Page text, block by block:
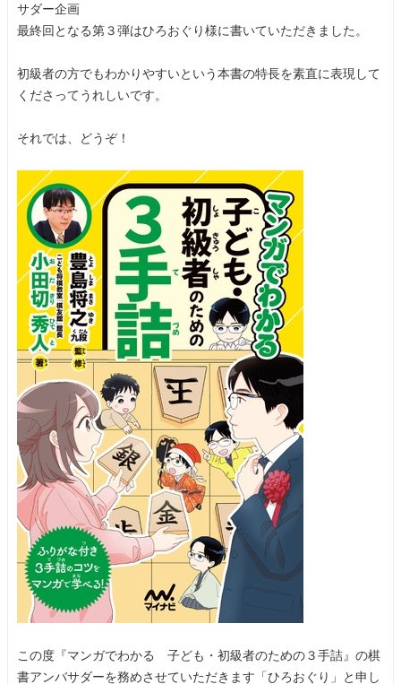
サダー企画
最終回となる第３弾はひろおぐり様に書いていただきました。
初級者の方でもわかりやすいという本書の特長を素直に表現して
くださってうれしいです。
それでは、どうぞ！
この度『マンガでわかる 子ども・初級者のための３手詰』の棋
書アンバサダーを務めさせていただきます「ひろおぐり」と申し